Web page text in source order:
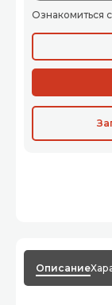
Ознакомиться
Описание